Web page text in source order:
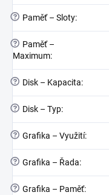
? Paměť – Sloty:
?
Paměť –
Maximum:
? Disk – Kapacita:
? Disk – Typ:
? Grafika – Využití:
? Grafika – Řada:
? Grafika – Paměť: